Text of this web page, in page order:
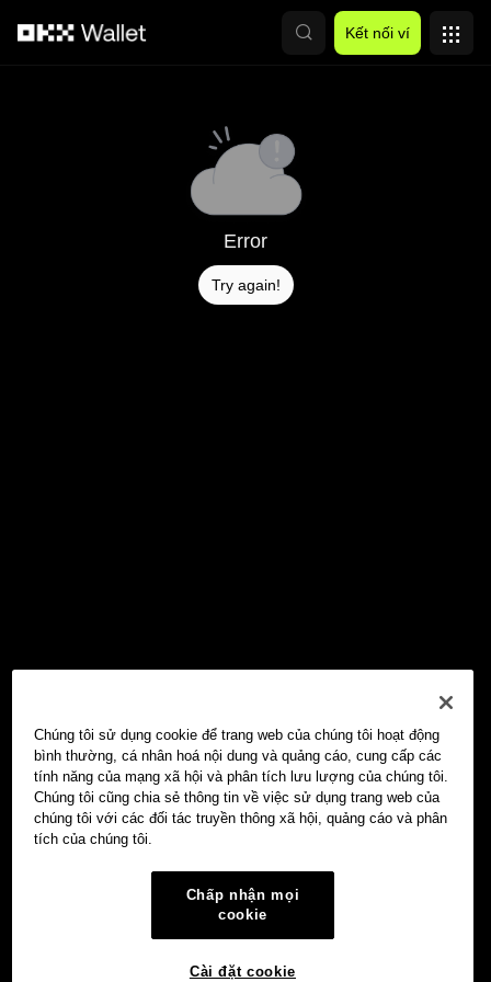
Kết nối ví
Error
Try again!
Chúng tôi sử dụng cookie để trang web của chúng tôi hoạt động
bình thường, cá nhân hoá nội dung và quảng cáo, cung cấp các
tính năng của mạng xã hội và phân tích lưu lượng của chúng tôi.
Chúng tôi cũng chia sẻ thông tin về việc sử dụng trang web của
chúng tôi với các đối tác truyền thông xã hội, quảng cáo và phân
tích của chúng tôi.
Chấp nhận mọi
cookie
Cài đặt cookie